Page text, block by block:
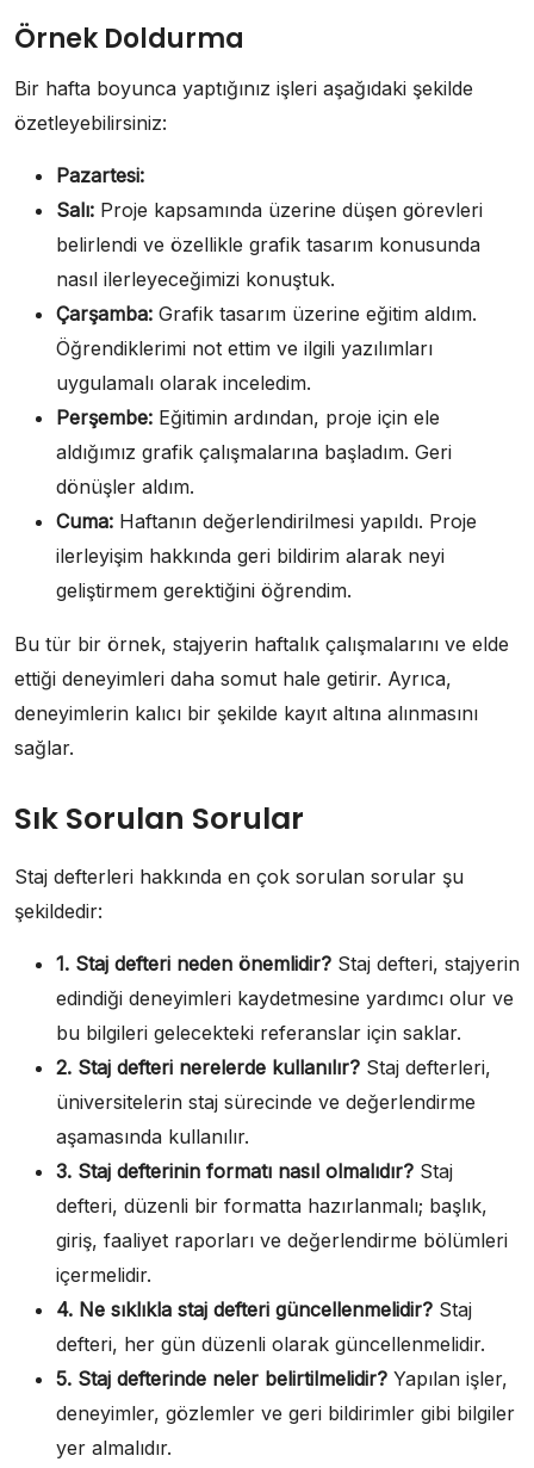
Örnek Doldurma
Bir hafta boyunca yaptığınız işleri aşağıdaki şekilde
özetleyebilirsiniz:
Pazartesi:
Salı: Proje kapsamında üzerine düşen görevleri
belirlendi ve özellikle grafik tasarım konusunda
nasıl ilerleyeceğimizi konuştuk.
Çarşamba: Grafik tasarım üzerine eğitim aldım.
Öğrendiklerimi not ettim ve ilgili yazılımları
uygulamalı olarak inceledim.
Perşembe: Eğitimin ardından, proje için ele
aldığımız grafik çalışmalarına başladım. Geri
dönüşler aldım.
Cuma: Haftanın değerlendirilmesi yapıldı. Proje
ilerleyişim hakkında geri bildirim alarak neyi
geliştirmem gerektiğini öğrendim.
Bu tür bir örnek, stajyerin haftalık çalışmalarını ve elde
ettiği deneyimleri daha somut hale getirir. Ayrıca,
deneyimlerin kalıcı bir şekilde kayıt altına alınmasını
sağlar.
Sık Sorulan Sorular
Staj defterleri hakkında en çok sorulan sorular şu
şekildedir:
1. Staj defteri neden önemlidir? Staj defteri, stajyerin
edindiği deneyimleri kaydetmesine yardımcı olur ve
bu bilgileri gelecekteki referanslar için saklar.
2. Staj defteri nerelerde kullanılır? Staj defterleri,
üniversitelerin staj sürecinde ve değerlendirme
aşamasında kullanılır.
3. Staj defterinin formatı nasıl olmalıdır? Staj
defteri, düzenli bir formatta hazırlanmalı; başlık,
giriş, faaliyet raporları ve değerlendirme bölümleri
içermelidir.
4. Ne sıklıkla staj defteri güncellenmelidir? Staj
defteri, her gün düzenli olarak güncellenmelidir.
5. Staj defterinde neler belirtilmelidir? Yapılan işler,
deneyimler, gözlemler ve geri bildirimler gibi bilgiler
yer almalıdır.